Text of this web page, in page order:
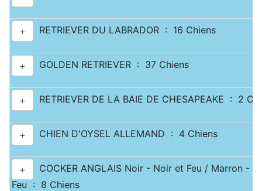
+ RETRIEVER DU LABRADOR : 16 Chiens
+ GOLDEN RETRIEVER : 37 Chiens
+ RETRIEVER DE LA BAIE DE CHESAPEAKE : 2
+ CHIEN D'OYSEL ALLEMAND : 4 Chiens
+
COCKER ANGLAIS Noir - Noir et Feu / Marron -
Feu : 8 Chiens